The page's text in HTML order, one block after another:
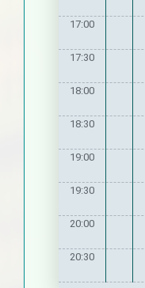
17:00
17:30
18:00
18:30
19:00
19:30
20:00
20:30